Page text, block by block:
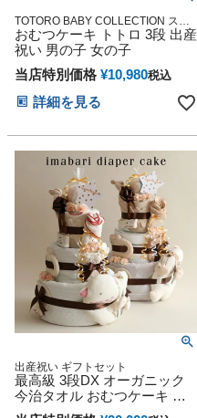
TOTORO BABY COLLECTION スタ
ジオジブリ アニメ キャラクター 出
産記念 御出産祝い 誕生日祝い
おむつケーキ トトロ 3段 出産
祝い 男の子 女の子
当店特別価格 ¥10,980税込
詳細を見る
出産祝い ギフトセット
最高級 3段DX オーガニック
今治タオル おむつケーキ 思
い出 赤ちゃん 子供 出産 マタ